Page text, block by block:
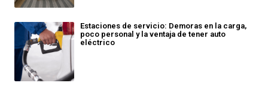
Estaciones de servicio: Demoras en la carga,
poco personal y la ventaja de tener auto
eléctrico